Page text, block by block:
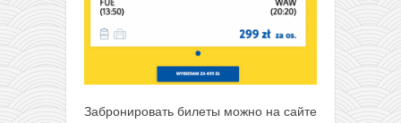
Забронировать билеты можно на сайте